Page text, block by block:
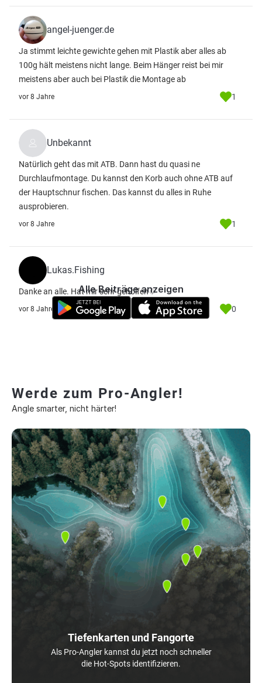
angel-juenger.de
Ja stimmt leichte gewichte gehen mit Plastik aber alles ab
100g hält meistens nicht lange. Beim Hänger reist bei mir
meistens aber auch bei Plastik die Montage ab
vor 8 Jahre 1
Unbekannt
Natürlich geht das mit ATB. Dann hast du quasi ne
Durchlaufmontage. Du kannst den Korb auch ohne ATB auf
der Hauptschnur fischen. Das kannst du alles in Ruhe
ausprobieren.
vor 8 Jahre 1
Lukas.Fishing
Danke an alle. Hat mir sehr geholfen♤
vor 8 Jahre 0
Alle Beiträge anzeigen
Werde zum Pro-Angler!
Angle smarter, nicht härter!
Tiefenkarten und Fangorte
Als Pro-Angler kannst du jetzt noch schneller
die Hot-Spots identifizieren.